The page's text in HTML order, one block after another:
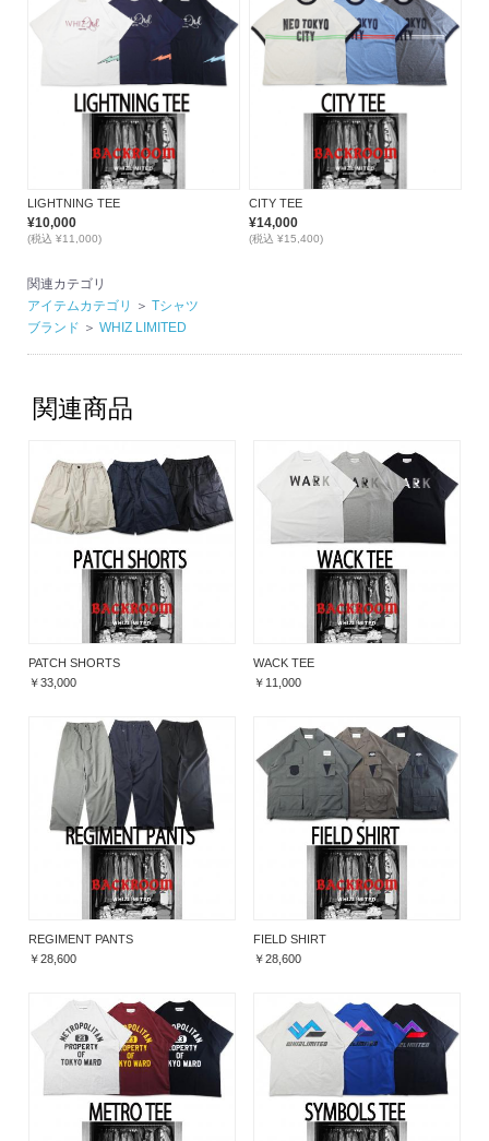
LIGHTNING TEE
¥10,000
(税込 ¥11,000)
CITY TEE
¥14,000
(税込 ¥15,400)
関連カテゴリ
アイテムカテゴリ
＞ Tシャツ
ブランド ＞ WHIZ LIMITED
関連商品
PATCH SHORTS
￥33,000
WACK TEE
￥11,000
REGIMENT PANTS
￥28,600
FIELD SHIRT
￥28,600